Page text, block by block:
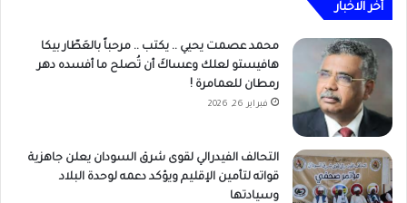
أخر الاخبار
محمد عصمت يحيي .. يكتب .. مرحباً بالعَطّار بيكا
هافيستو لعلك وعساكَ أن تُصلح ما أفسده دهر
رمطان للعمامرة !
فبراير 26, 2026
التحالف الفيدرالي لقوى شرق السودان يعلن جاهزية
قواته لتأمين الإقليم ويؤكد دعمه لوحدة البلاد
وسيادتها